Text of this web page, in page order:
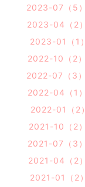
2023-07（5）
2023-04（2）
2023-01（1）
2022-10（2）
2022-07（3）
2022-04（1）
2022-01（2）
2021-10（2）
2021-07（3）
2021-04（2）
2021-01（2）